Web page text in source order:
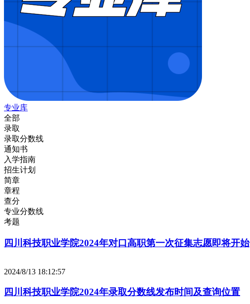
专业库
全部
录取
录取分数线
通知书
入学指南
招生计划
简章
章程
查分
专业分数线
考题
四川科技职业学院2024年对口高职第一次征集志愿即将开始
2024/8/13 18:12:57
四川科技职业学院2024年录取分数线发布时间及查询位置